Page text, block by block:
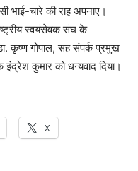
चारे की राह अपनाए।
स्वयंसेवक संघ के
कृष्ण गोपाल, सह संपर्क प्रमुख
इंद्रेश कुमार को धन्यवाद दिया।
X